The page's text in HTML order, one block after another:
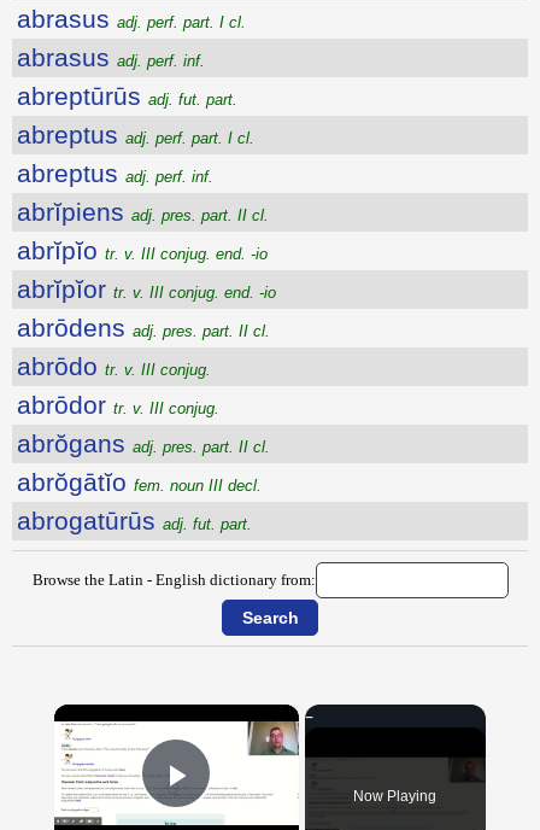
abrasus adj. perf. part. I cl.
abrasus adj. perf. inf.
abreptūrūs adj. fut. part.
abreptus adj. perf. part. I cl.
abreptus adj. perf. inf.
abrĭpiens adj. pres. part. II cl.
abrĭpĭo tr. v. III conjug. end. -io
abrĭpĭor tr. v. III conjug. end. -io
abrōdens adj. pres. part. II cl.
abrōdo tr. v. III conjug.
abrōdor tr. v. III conjug.
abrŏgans adj. pres. part. II cl.
abrŏgātĭo fem. noun III decl.
abrogatūrūs adj. fut. part.
Browse the Latin - English dictionary from:
×
Play Video Now Playing